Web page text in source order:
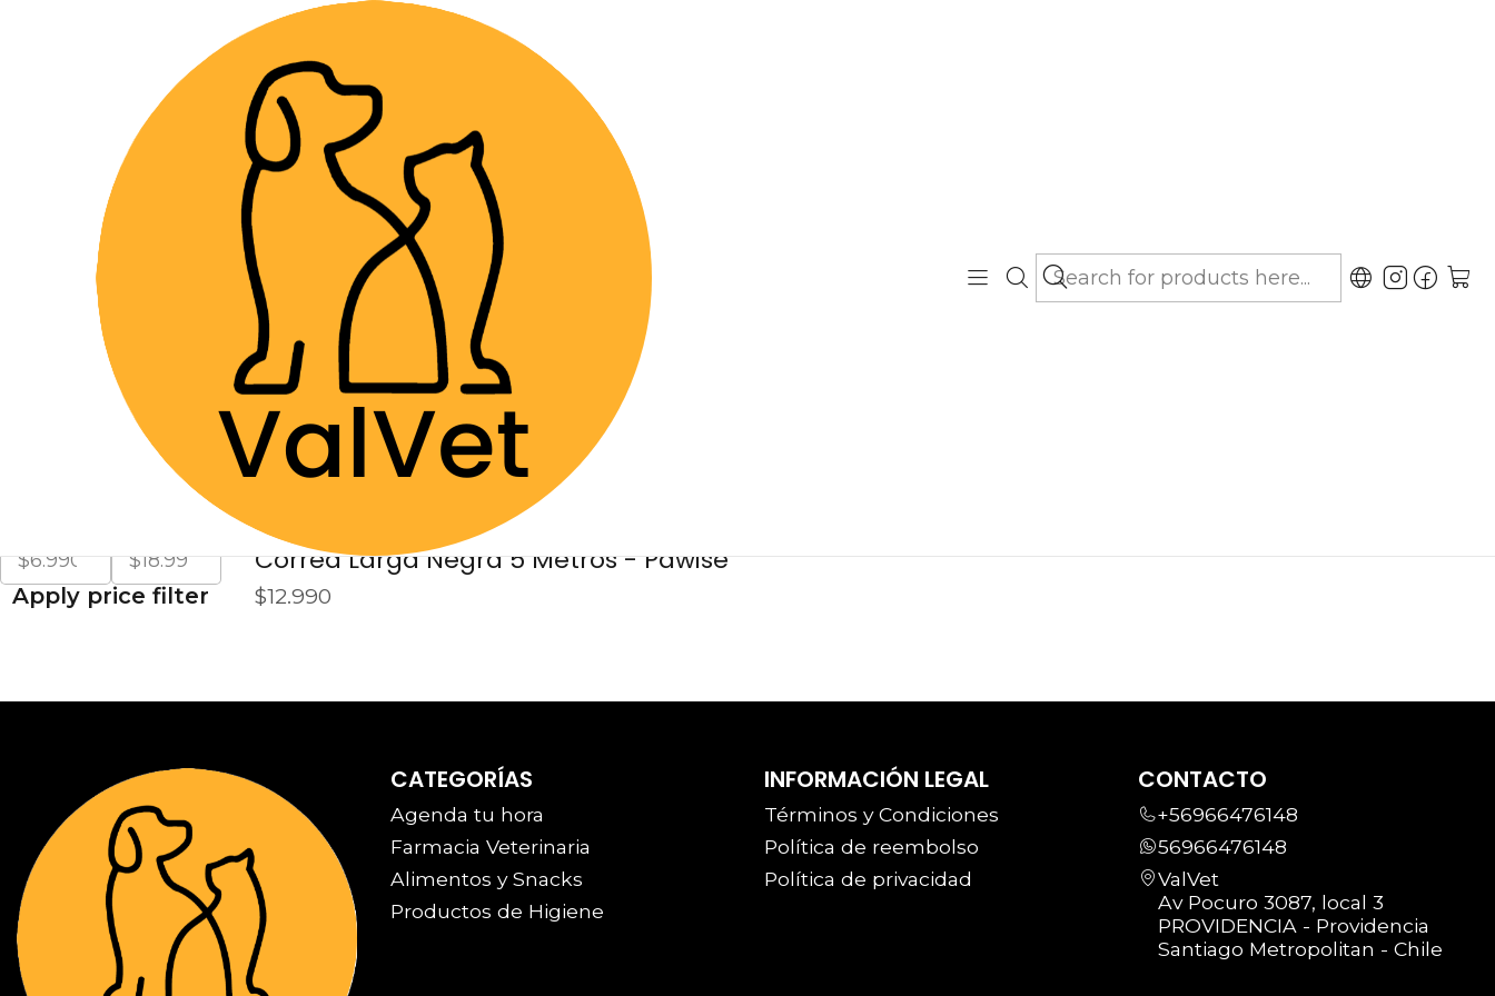
Despacho GRATIS por compras sobre $89.990
Aprendizaje y Educación
Aprendizaje y Educación
Filter products
1-3 of 3 products
ORDENAR POR
FILTRAR POR PRECIO
Apply price filter
Bienestar Animal
Libro Viviendo con Perros y Niños
$18.990
Cantidad
n/a Genérico
Señalética "No acariciar perro" para correa
$6.990
No disponible
PW13514
Correa Larga Negra 5 Metros - Pawise
$12.990
CATEGORÍAS
Agenda tu hora
Farmacia Veterinaria
Alimentos y Snacks
Productos de Higiene
INFORMACIÓN LEGAL
Términos y Condiciones
Política de reembolso
Política de privacidad
CONTACTO
+56966476148
56966476148
ValVet
Av Pocuro 3087, local 3
PROVIDENCIA - Providencia
Santiago Metropolitan - Chile